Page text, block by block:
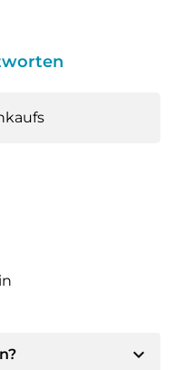
expand_more